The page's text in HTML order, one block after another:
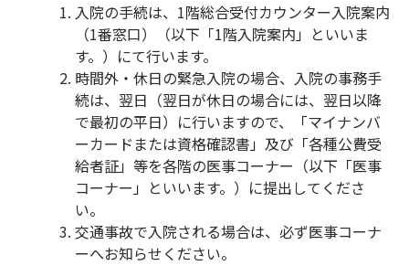
入院の手続は、1階総合受付カウンター入院案内
（1番窓口）（以下「1階入院案内」といいま
す。）にて行います。
時間外・休日の緊急入院の場合、入院の事務手
続は、翌日（翌日が休日の場合には、翌日以降
で最初の平日）に行いますので、「マイナンバ
ーカードまたは資格確認書」及び「各種公費受
給者証」等を各階の医事コーナー（以下「医事
コーナー」といいます。）に提出してくださ
い。
交通事故で入院される場合は、必ず医事コーナ
ーへお知らせください。